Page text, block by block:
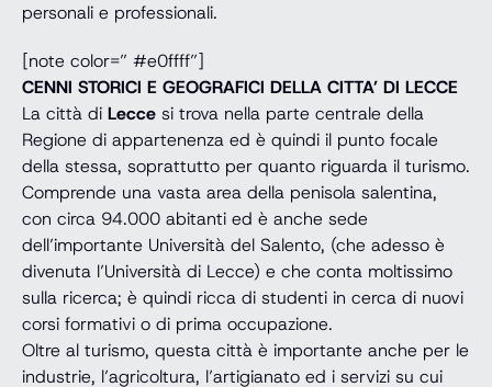
personali e professionali.
[note color=” #e0ffff”]
CENNI STORICI E GEOGRAFICI DELLA CITTA’ DI LECCE
La città di Lecce si trova nella parte centrale della
Regione di appartenenza ed è quindi il punto focale
della stessa, soprattutto per quanto riguarda il turismo.
Comprende una vasta area della penisola salentina,
con circa 94.000 abitanti ed è anche sede
dell’importante Università del Salento, (che adesso è
divenuta l’Università di Lecce) e che conta moltissimo
sulla ricerca; è quindi ricca di studenti in cerca di nuovi
corsi formativi o di prima occupazione.
Oltre al turismo, questa città è importante anche per le
industrie, l’agricoltura, l’artigianato ed i servizi su cui